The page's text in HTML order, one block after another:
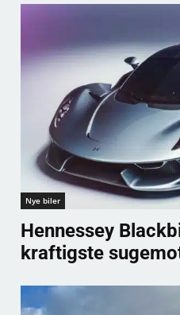
Nye biler
Hennessey
kraftigste